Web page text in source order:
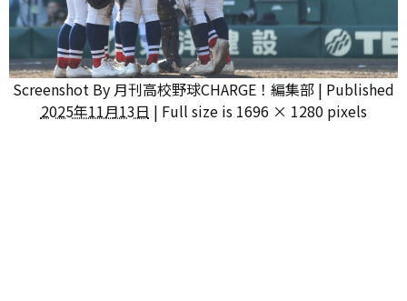
Screenshot By 月刊高校野球CHARGE！編集部 | Published
2025年11月13日 | Full size is 1696 × 1280pixels